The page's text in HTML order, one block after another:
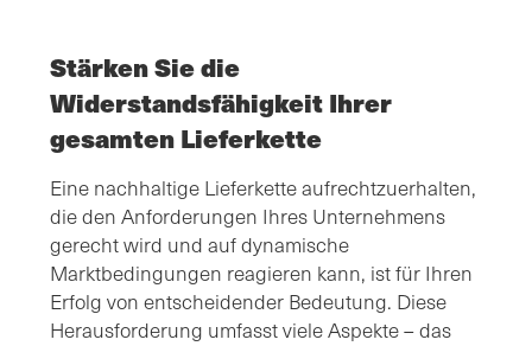
Stärken Sie die
Widerstandsfähigkeit Ihrer
gesamten Lieferkette
Eine nachhaltige Lieferkette aufrechtzuerhalten,
die den Anforderungen Ihres Unternehmens
gerecht wird und auf dynamische
Marktbedingungen reagieren kann, ist für Ihren
Erfolg von entscheidender Bedeutung. Diese
Herausforderung umfasst viele Aspekte – das